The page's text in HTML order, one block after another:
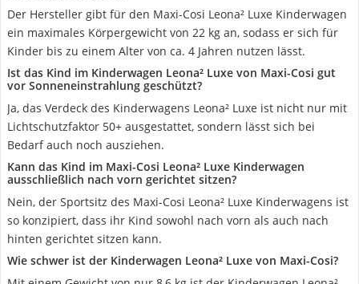
Der Hersteller gibt für den Maxi-Cosi Leona² Luxe Kinderwagen
ein maximales Körpergewicht von 22 kg an, sodass er sich für
Kinder bis zu einem Alter von ca. 4 Jahren nutzen lässt.
Ist das Kind im Kinderwagen Leona² Luxe von Maxi-Cosi gut
vor Sonneneinstrahlung geschützt?
Ja, das Verdeck des Kinderwagens Leona² Luxe ist nicht nur mit
Lichtschutzfaktor 50+ ausgestattet, sondern lässt sich bei
Bedarf auch noch ausziehen.
Kann das Kind im Maxi-Cosi Leona² Luxe Kinderwagen
ausschließlich nach vorn gerichtet sitzen?
Nein, der Sportsitz des Maxi-Cosi Leona² Luxe Kinderwagens ist
so konzipiert, dass ihr Kind sowohl nach vorn als auch nach
hinten gerichtet sitzen kann.
Wie schwer ist der Kinderwagen Leona² Luxe von Maxi-Cosi?